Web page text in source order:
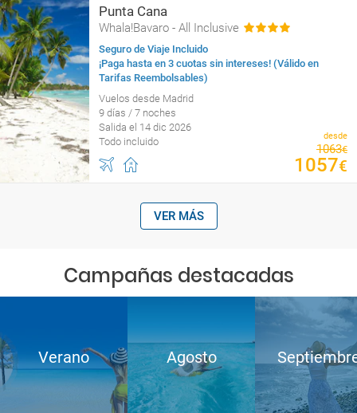
Punta Cana
Whala!Bavaro - All Inclusive
Seguro de Viaje Incluido
¡Paga hasta en 3 cuotas sin intereses! (Válido en
Tarifas Reembolsables)
Vuelos desde Madrid
9 días / 7 noches
Salida el 14 dic 2026
Todo incluido
desde
1063€
1057€
VER MÁS
Campañas destacadas
Verano Agosto